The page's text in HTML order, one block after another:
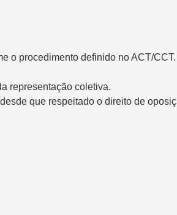
o procedimento definido no ACT/CCT.
representação coletiva.
que respeitado o direito de